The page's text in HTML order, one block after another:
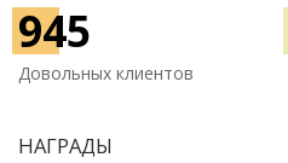
945
Довольных клиентов
НАГРАДЫ